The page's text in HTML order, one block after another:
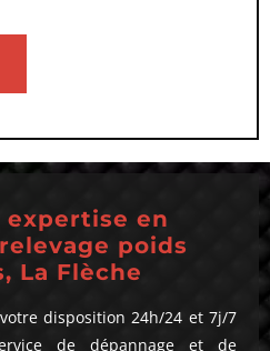
en
poids
La Flèche
votre disposition 24h/24 et 7j/7
de dépannage et de